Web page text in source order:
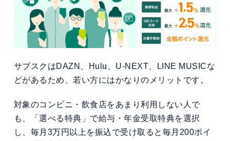
サブスクはDAZN、Hulu、U-NEXT、LINE MUSICな
どがあるため、若い方にはかなりのメリットです。
対象のコンビニ・飲食店をあまり利用しない人で
も、「選べる特典」で給与・年金受取特典を選択
し、毎月3万円以上を振込で受け取ると毎月200ポイ